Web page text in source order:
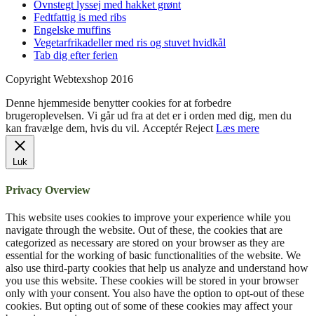
Ovnstegt lyssej med hakket grønt
Fedtfattig is med ribs
Engelske muffins
Vegetarfrikadeller med ris og stuvet hvidkål
Tab dig efter ferien
Copyright Webtexshop 2016
Denne hjemmeside benytter cookies for at forbedre
brugeroplevelsen. Vi går ud fra at det er i orden med dig, men du
kan fravælge dem, hvis du vil. Acceptér Reject Læs mere
Luk
Privacy Overview
This website uses cookies to improve your experience while you
navigate through the website. Out of these, the cookies that are
categorized as necessary are stored on your browser as they are
essential for the working of basic functionalities of the website. We
also use third-party cookies that help us analyze and understand how
you use this website. These cookies will be stored in your browser
only with your consent. You also have the option to opt-out of these
cookies. But opting out of some of these cookies may affect your